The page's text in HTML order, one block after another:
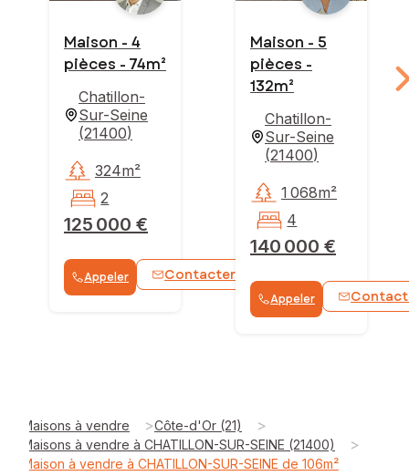
Maison - 4
pièces - 74m²
Chatillon-
Sur-Seine
(21400)
125 000 €
324m²
2
Appeler Contacter WhatsApp
Maison - 5
pièces -
132m²
Chatillon-
Sur-Seine
(21400)
140 000 €
1 068m²
4
Appeler
Maisons à vendre >Côte-d'Or (21) >
Maisons à vendre à CHATILLON-SUR-SEINE (21400) >
Maison à vendre à CHATILLON-SUR-SEINE de 106m²